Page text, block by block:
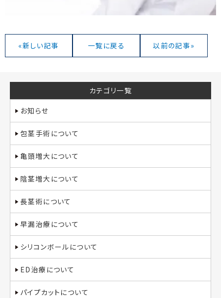
«新しい記事 一覧に戻る 以前の記事»
カテゴリ一覧
お知らせ
包茎手術について
亀頭増大について
陰茎増大について
長茎術について
早漏治療について
シリコンボールについて
ED治療について
パイプカットについて